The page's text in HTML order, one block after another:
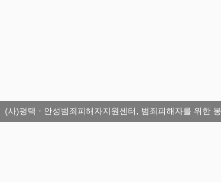
(사)평택 · 안성범죄피해자지원센터, 범죄피해자를 위한